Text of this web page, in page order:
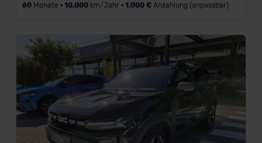
e
a
r
k
60Monate • 10.000km/Jahr • 1.000 €Anzahlung (anpassbar)